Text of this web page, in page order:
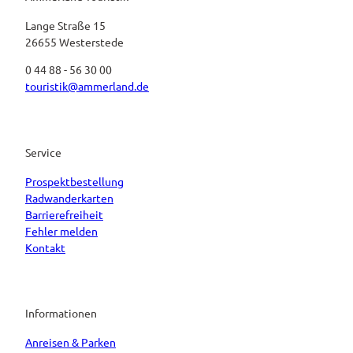
Lange Straße 15
26655 Westerstede
0 44 88 - 56 30 00
touristik@ammerland.de
Service
Prospektbestellung
Radwanderkarten
Barrierefreiheit
Fehler melden
Kontakt
Informationen
Anreisen & Parken